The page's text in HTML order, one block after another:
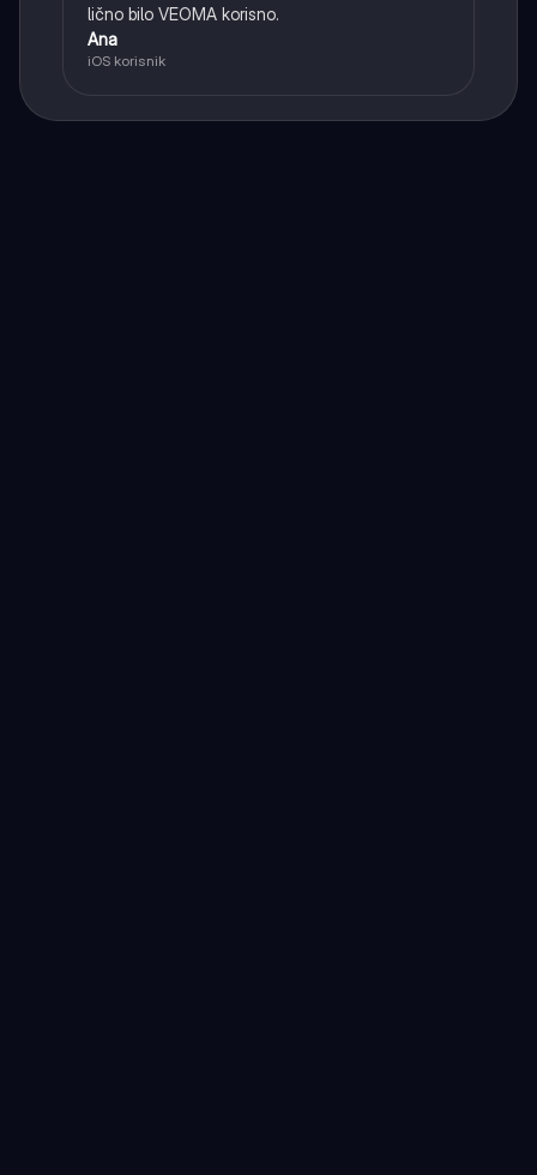
lično bilo VEOMA korisno.
Ana
iOS korisnik